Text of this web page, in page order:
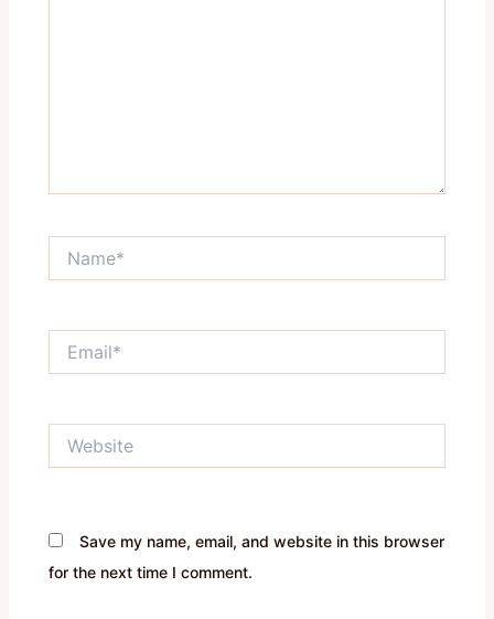
Save my name, email, and website in this browser
for the next time I comment.